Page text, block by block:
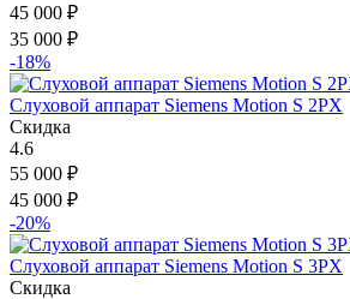
45 000 ₽
35 000 ₽
-18%
Слуховой аппарат Siemens Motion S 2PX
Скидка
4.6
55 000 ₽
45 000 ₽
-20%
Слуховой аппарат Siemens Motion S 3PX
Скидка